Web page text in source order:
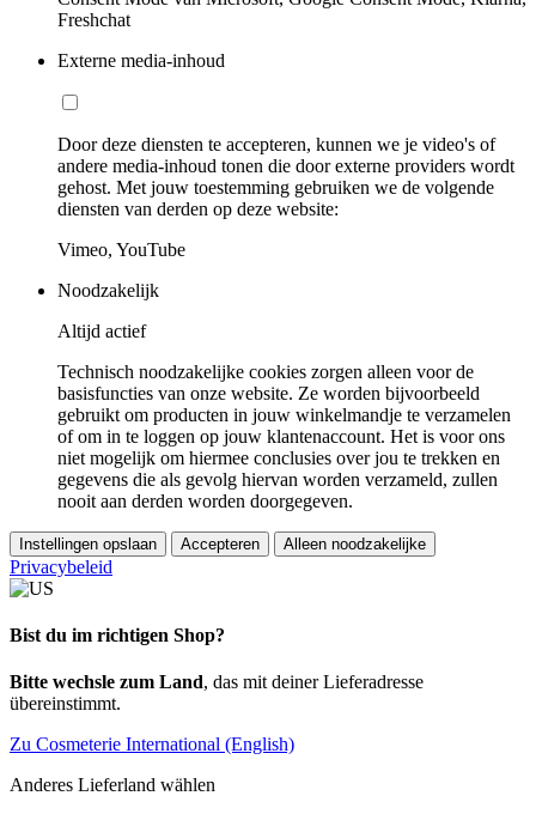
Freshchat
Externe media-inhoud
Door deze diensten te accepteren, kunnen we je video's of
andere media-inhoud tonen die door externe providers wordt
gehost. Met jouw toestemming gebruiken we de volgende
diensten van derden op deze website:
Vimeo, YouTube
Noodzakelijk
Altijd actief
Technisch noodzakelijke cookies zorgen alleen voor de
basisfuncties van onze website. Ze worden bijvoorbeeld
gebruikt om producten in jouw winkelmandje te verzamelen
of om in te loggen op jouw klantenaccount. Het is voor ons
niet mogelijk om hiermee conclusies over jou te trekken en
gegevens die als gevolg hiervan worden verzameld, zullen
nooit aan derden worden doorgegeven.
Instellingen opslaan Accepteren Alleen noodzakelijke
Privacybeleid
Bist du im richtigen Shop?
Bitte wechsle zum Land, das mit deiner Lieferadresse
übereinstimmt.
Zu Cosmeterie International (English)
Anderes Lieferland wählen